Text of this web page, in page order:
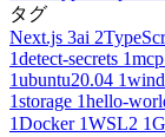
タグ
Next.js 3ai 2
1detect-secrets 1mcp
1ubuntu20.04 1
1storage 1hello-
1Docker 1WSL2 1